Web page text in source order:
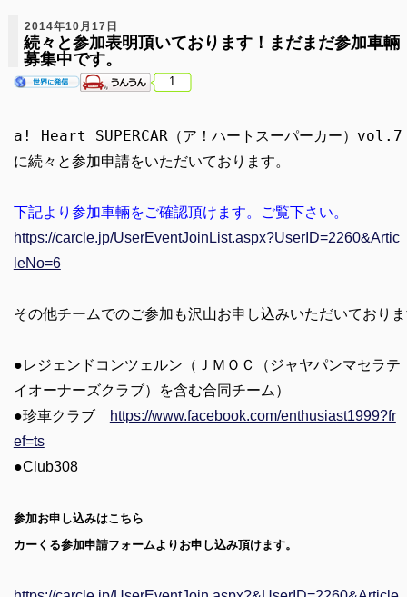
2014年10月17日
続々と参加表明頂いております！まだまだ参加車輛
募集中です。
1
a! Heart SUPERCAR（ア！ハートスーパーカー）
に続々と参加申請をいただいております。
下記より参加車輛をご確認頂けます。ご覧下さい。
https://carcle.jp/UserEventJoinList.aspx?UserID=2260&Artic
leNo=6
その他チームでのご参加も沢山お申し込みいただいており
●レジェンドコンツェルン（ＪＭＯＣ（ジャヤパンマセラテ
イオーナーズクラブ）を含む合同チーム）
●珍車クラブ
https://www.facebook.com/enthusiast1999?fr
ef=ts
●Club308
参加お申し込みはこちら
カーくる参加申請フォームよりお申し込み頂けます。